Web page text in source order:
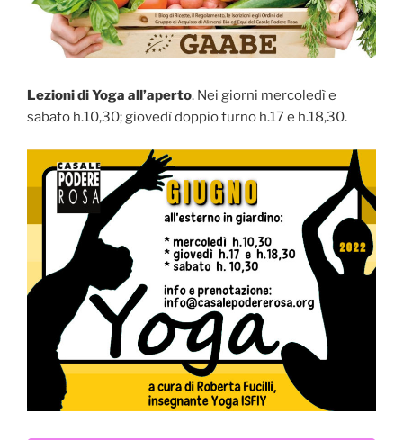
Lezioni di Yoga all’aperto. Nei giorni mercoledì e
sabato h.10,30; giovedì doppio turno h.17 e h.18,30.